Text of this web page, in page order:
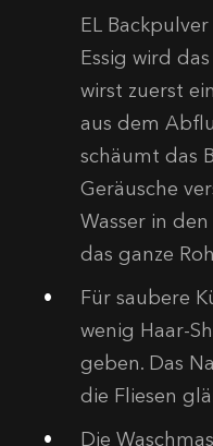
EL
Essig wird
wirst zuerst
aus dem
schäumt das
Geräusche
Wasser in
das ganze
Für saubere
wenig Haar-
geben. Das
die Fliesen
Die